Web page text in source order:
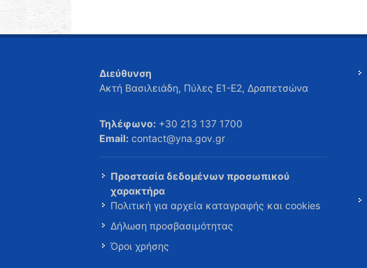
Διεύθυνση
Ακτή Βασιλειάδη, Πύλες Ε1-Ε2, Δραπετσώνα
Τηλέφωνο: +30 213 137 1700
Email: contact@yna.gov.gr
Προστασία δεδομένων προσωπικού
χαρακτήρα
Πολιτική για αρχεία καταγραφής και cookies
Δήλωση προσβασιμότητας
Όροι χρήσης